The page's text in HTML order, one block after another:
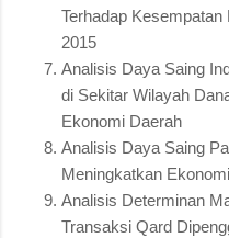
Terhadap Kesempatan
2015
Analisis Daya Saing
di Sekitar Wilayah
Ekonomi Daerah
Analisis Daya Saing
Meningkatkan
Analisis Determinan
Transaksi Qard